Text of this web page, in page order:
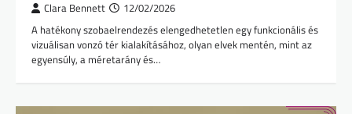
Clara Bennett 12/02/2026
A hatékony szobaelrendezés elengedhetetlen egy funkcionális és
vizuálisan vonzó tér kialakításához, olyan elvek mentén, mint az
egyensúly, a méretarány és…